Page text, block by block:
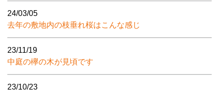
24/03/05
去年の敷地内の枝垂れ桜はこんな感じ
23/11/19
中庭の欅の木が見頃です
23/10/23